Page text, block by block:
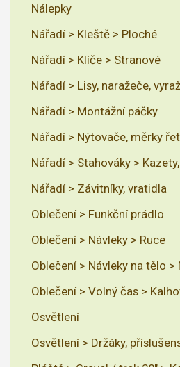
Nálepky
Nářadí > Kleště > Ploché
Nářadí > Klíče > Stranové
Nářadí > Lisy, naražeče,
Nářadí > Montážní páčky
Nářadí > Nýtovače, měrky
Nářadí > Stahováky >
Nářadí > Závitníky, vratidla
Oblečení > Funkční prádlo
Oblečení > Návleky > Ruce
Oblečení > Návleky na tělo >
Oblečení > Volný čas >
Osvětlení
Osvětlení > Držáky,